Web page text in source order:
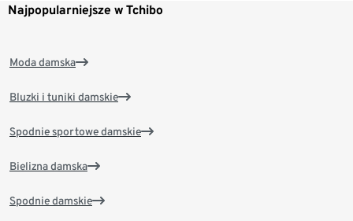
Najpopularniejsze w Tchibo
Moda damska
Bluzki i tuniki damskie
Spodnie sportowe damskie
Bielizna damska
Spodnie damskie